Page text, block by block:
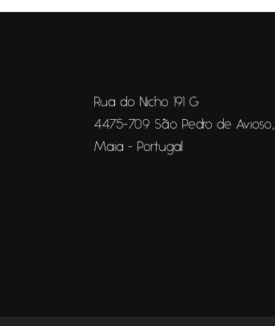
Rua do Nicho 191 G
4475-709 São Pedro de Avioso,
Maia - Portugal